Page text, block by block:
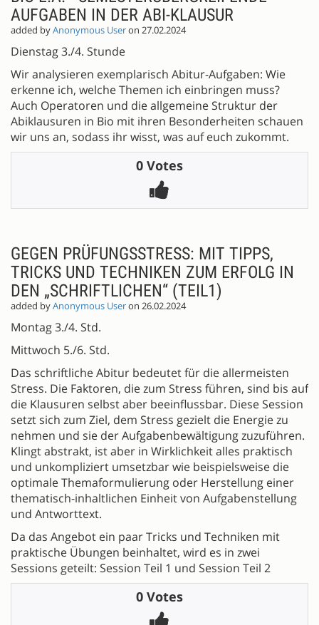
AUFGABEN IN DER ABI-KLAUSUR
added byAnonymous Useron 27.02.2024
Dienstag 3./4. Stunde
Wir analysieren exemplarisch Abitur-Aufgaben: Wie
erkenne ich, welche Themen ich einbringen muss?
Auch Operatoren und die allgemeine Struktur der
Abiklausuren in Bio mit ihren Besonderheiten schauen
wir uns an, sodass ihr wisst, was auf euch zukommt.
0 Votes
GEGEN PRÜFUNGSSTRESS: MIT TIPPS,
TRICKS UND TECHNIKEN ZUM ERFOLG IN
DEN „SCHRIFTLICHEN“ (TEIL1)
added byAnonymous Useron 26.02.2024
Montag 3./4. Std.
Mittwoch 5./6. Std.
Das schriftliche Abitur bedeutet für die allermeisten
Stress. Die Faktoren, die zum Stress führen, sind bis auf
die Klausuren selbst aber beeinflussbar. Diese Session
setzt sich zum Ziel, dem Stress gezielt die Energie zu
nehmen und sie der Aufgabenbewältigung zuzuführen.
Klingt abstrakt, ist aber in Wirklichkeit alles praktisch
und unkompliziert umsetzbar wie beispielsweise die
optimale Themaformulierung oder Herstellung einer
thematisch-inhaltlichen Einheit von Aufgabenstellung
und Antworttext.
Da das Angebot ein paar Tricks und Techniken mit
praktische Übungen beinhaltet, wird es in zwei
Sessions geteilt: Session Teil 1 und Session Teil 2
0 Votes